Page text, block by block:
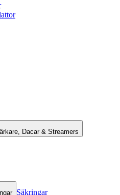
Dacar & Streamers
Säkringar